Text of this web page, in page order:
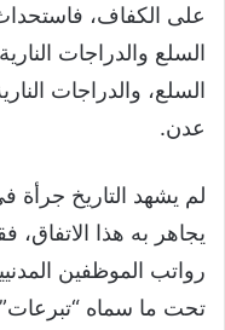
على الكفاف،
السلع والدراجات
السلع، والدراجات
عدن.
لم يشهد التاريخ جرأة
يجاهر به هذا
رواتب الموظفين
تحت ما سماه